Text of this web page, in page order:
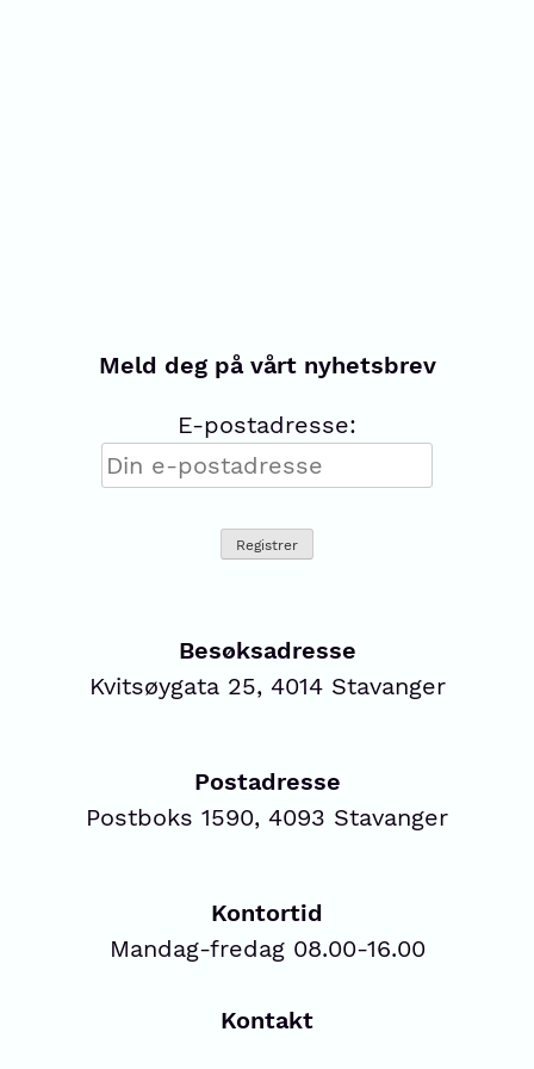
Meld deg på vårt nyhetsbrev
E-postadresse:
Besøksadresse
Kvitsøygata 25, 4014 Stavanger
Postadresse
Postboks 1590, 4093 Stavanger
Kontortid
Mandag-fredag 08.00-16.00
Kontakt